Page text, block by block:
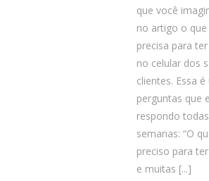
que você
no artigo o que
precisa para
no celular dos
clientes. Essa
perguntas que
respondo
semanas: “O
preciso para ter
e muitas [...]